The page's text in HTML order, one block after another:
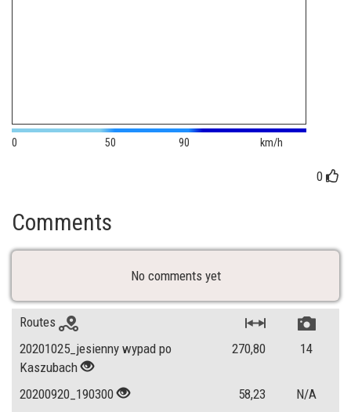
0 50 90 km/h
0
Comments
No comments yet
Routes
20201025_jesienny wypad po
Kaszubach
270,80 14
20200920_190300 58,23
N/A